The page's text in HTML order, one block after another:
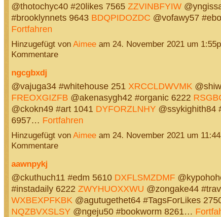
@thotochyc40 #20likes 7565 ZZVINBFYIW
#brooklynnets 9643 BDQPIDOZDC @vofawy57
Fortfahren
Hinzugefügt von Aimeeam 24. November 2021 um
Kommentare
ngcgbxdj
@vajuga34 #whitehouse 251 XRCCLDWVMK
FREOXGIZFB @akenasygh42 #organic 6222
@ckokn49 #art 1041 DYFORZLNHY@ssykighith84
6957… Fortfahren
Hinzugefügt von Aimeeam 24. November 2021 um
Kommentare
aawnpykj
@ckuthuch11 #edm 5610 DXFLSMZDMF
#instadaily 6222 ZWYHUOXXWU @zongake44
WXBEXPFKBK @agutugethet64 #TagsForLikes
NQZBVXSLSY@ngeju50 #bookworm 8261…